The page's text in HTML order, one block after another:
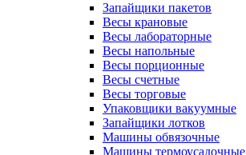
Запайщики пакетов
Весы крановые
Весы лабораторные
Весы напольные
Весы порционные
Весы счетные
Весы торговые
Упаковщики вакуумные
Запайщики лотков
Машины обвязочные
Машины термоусадочные